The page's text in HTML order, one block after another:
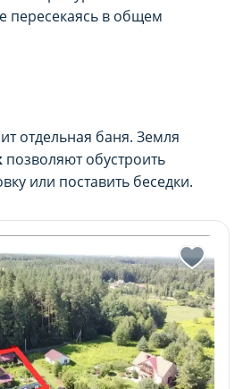
пересекаясь в общем
отдельная баня. Земля
позволяют обустроить
или поставить беседки.